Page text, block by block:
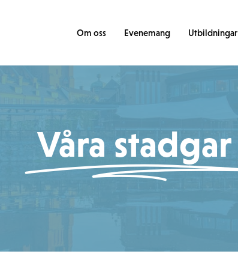
Om oss Evenemang Utbildningar
Våra stadgar